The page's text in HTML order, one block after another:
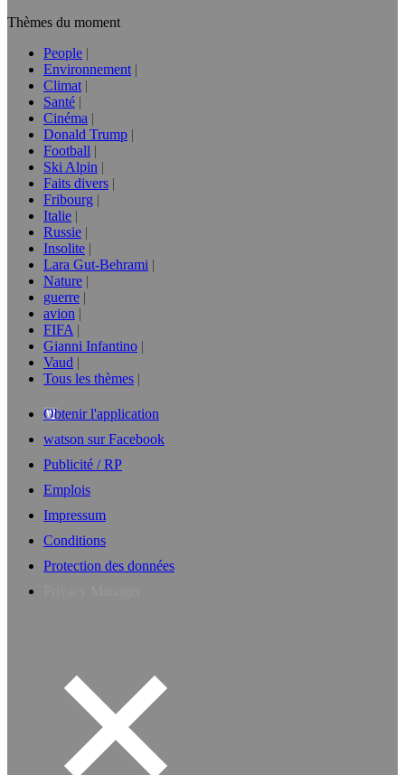
Thèmes du moment
People
Environnement
Climat
Santé
Cinéma
Donald Trump
Football
Ski Alpin
Faits divers
Fribourg
Italie
Russie
Insolite
Lara Gut-Behrami
Nature
guerre
avion
FIFA
Gianni Infantino
Vaud
Tous les thèmes
Obtenir l'application
watson sur Facebook
Publicité / RP
Emplois
Impressum
Conditions
Protection des données